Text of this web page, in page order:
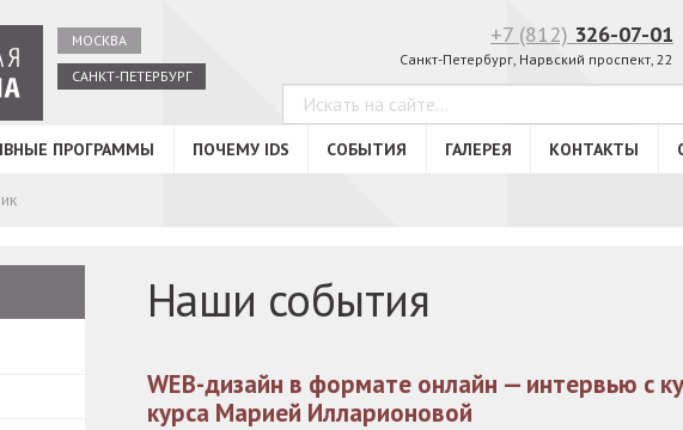
МОСКВА
САНКТ-ПЕТЕРБУРГ
+7 (812) 326-07-01
Санкт-Петербург, Нарвский проспект, 22
ПРОГРАММЫ ПОЧЕМУ IDS СОБЫТИЯ ГАЛЕРЕЯ КОНТАКТЫ
Наши события
WEB-дизайн в формате онлайн — интервью с
курса Марией Илларионовой